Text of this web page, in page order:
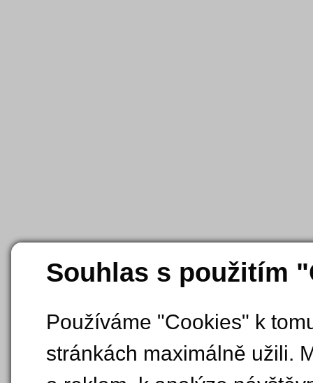
Souhlas s použitím
Používáme "Cookies" k
stránkách maximálně užili.